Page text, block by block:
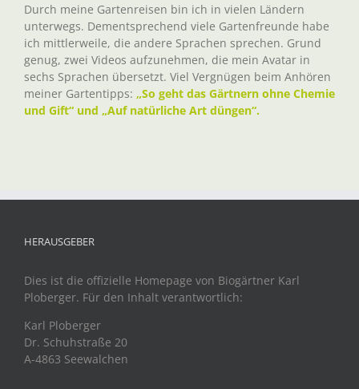
Durch meine Gartenreisen bin ich in vielen Ländern
unterwegs. Dementsprechend viele Gartenfreunde habe
ich mittlerweile, die andere Sprachen sprechen. Grund
genug, zwei Videos aufzunehmen, die mein Avatar in
sechs Sprachen übersetzt. Viel Vergnügen beim Anhören
meiner Gartentipps: „So geht das Gärtnern ohne Chemie
und Gift“ und „Auf natürliche Art düngen“.
HERAUSGEBER
Dies ist die offizielle Homepage von Biogärtner Karl
Ploberger. Für den Inhalt verantwortlich:
Karl Ploberger
Dr. Schuhstraße 20
A-4863 Seewalchen